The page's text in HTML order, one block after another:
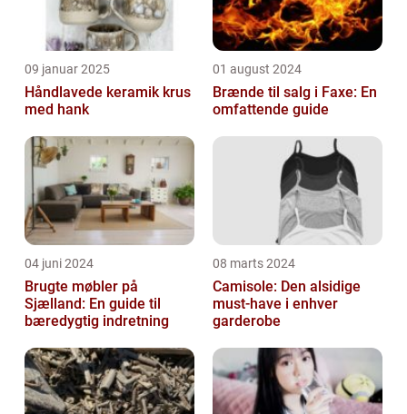
09 januar 2025
Håndlavede keramik krus
med hank
01 august 2024
Brænde til salg i Faxe: En
omfattende guide
04 juni 2024
Brugte møbler på
Sjælland: En guide til
bæredygtig indretning
08 marts 2024
Camisole: Den alsidige
must-have i enhver
garderobe